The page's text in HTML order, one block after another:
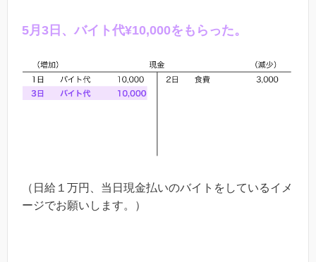
5月 3 日、バイト代¥10,000をもらった。
（日給１万円、当日現金払いのバイトをしているイメ
ージでお願いします。）